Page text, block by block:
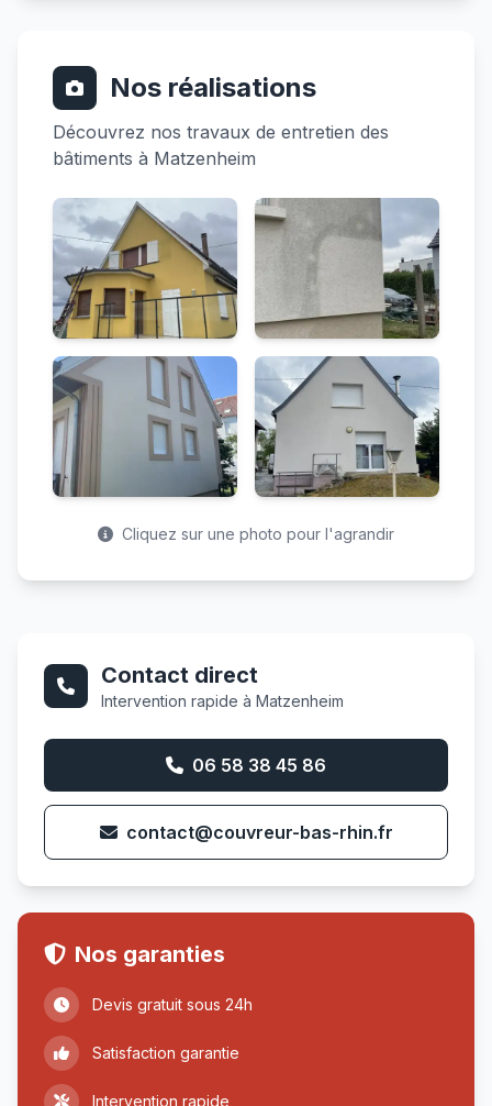
Nos réalisations
Découvrez nos travaux de entretien des
bâtiments à Matzenheim
Cliquez sur une photo pour l'agrandir
Contact direct
Intervention rapide à Matzenheim
06 58 38 45 86
contact@couvreur-bas-rhin.fr
Nos garanties
Devis gratuit sous 24h
Satisfaction garantie
Intervention rapide